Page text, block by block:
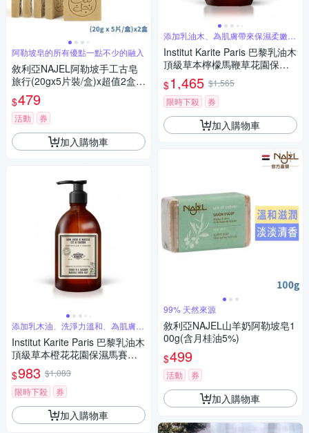
阿勒坡皂的所有優點一點不少的融入
敘利亞NAJEL阿勒坡手工古皂
旅行(20gx5片裝/盒)x超值2盒
(含月桂油5%)
$479
活動 券
加入購物車
添加乳木油、洗淨力溫和、為肌膚清
爽保濕
Institut Karite Paris 巴黎乳油木
頂級草本橙花花園保濕馬賽液
體皂 500ml
$983 $1,083
限時下殺
券
加入購物車
添加乳油木、為肌膚帶來保濕柔嫩和
舒適感
Institut Karite Paris 巴黎乳油木
頂級草本檸檬馬鞭草花園保濕
馬賽液體皂1000ml
$1,465 $1,565
限時下殺
券
加入購物車
99% 天然來源
敘利亞NAJEL山羊奶阿勒坡皂1
00g(含月桂油5%)
$499
活動 券
加入購物車